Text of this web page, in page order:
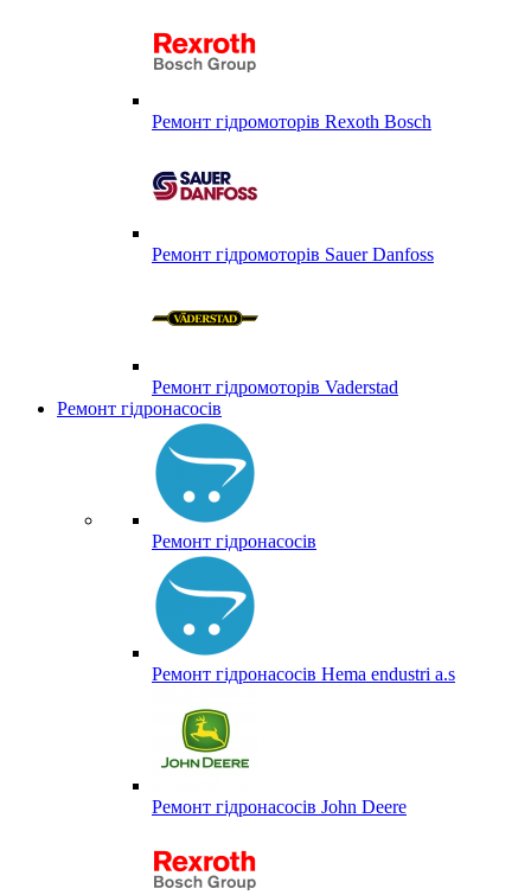
Ремонт гідромоторів Rexoth Bosch
Ремонт гідромоторів Sauer Danfoss
Ремонт гідромоторів Vaderstad
Ремонт гідронасосів
Ремонт гідронасосів
Ремонт гідронасосів Hema endustri a.s
Ремонт гідронасосів John Deere